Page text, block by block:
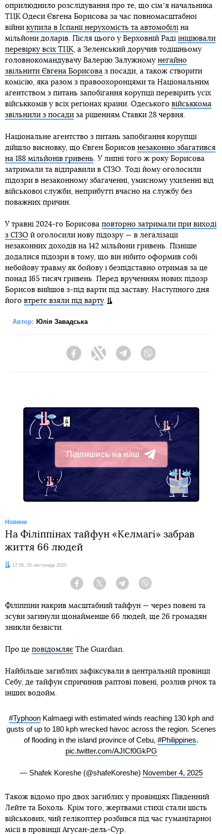
оприлюднило розслідування про те, що сімʼя начальника
ТЦК Одеси Євгена Борисова за час повномасштабної
війни купила в Іспанії нерухомість та автомобілі на
мільйони доларів. Після цього у Верховній Раді ініціювали
перевірку всіх ТЦК, а Зеленський доручив тодішньому
головнокомандувачу Валерію Залужному негайно
звільнити Євгена Борисова з посади, а також створити
комісію, яка разом з правоохоронцями та Національним
агентством з питань запобігання корупції перевірить усіх
військкомів у всіх регіонах країни. Одеського військкома
звільнили з посади за рішенням Ставки 28 червня.
Національне агентство з питань запобігання корупції
дійшло висновку, що Євген Борисов незаконно збагатився
на 188 мільйонів гривень. У липні того ж року Борисова
затримали та відправили в СІЗО. Тоді йому оголосили
підозри в незаконному збагаченні, умисному ухиленні від
військової служби, неприбутті вчасно на службу без
поважних причин.
У травні 2024-го Борисова повторно затримали при виході
з СІЗО й оголосили нову підозру — в легалізації
незаконних доходів на 142 мільйони гривень. Пізніше
додалися підозри в тому, що він нібито оформив собі
небойову травму як бойову і безпідставно отримав за це
понад 165 тисяч гривень. Перед врученням нових підозр
Борисов вийшов з-під варти під заставу. Наступного дня
його втретє взяли під варту.
Автор: Юлія Завадська
FacebookTwitter Telegram
Підпишись на наш
Telegram
Новини
На Філіппінах тайфун «Келмагі» забрав
життя 66 людей
Дата:17:56, 05 листопада 2025
Facebook Twitter Telegram
Філіппіни накрив масштабний тайфун — через повені та
зсуви загинули щонайменше 66 людей, ще 26 громадян
зникли безвісти.
Про це повідомляє The Guardian.
Найбільше загиблих зафіксували в центральній провінції
Себу, де тайфун спричинив раптові повені, розлив річок та
інших водойм.
#TyphoonKalmaegi with estimated winds reaching 130 kph and
gusts of up to 180 kph wrecked havoc across the region. Scenes
of flooding in the island province of Cebu, #Philippines.
pic.twitter.com/AJICf0GkPG
— Shafek Koreshe (@shafeKoreshe) November 4, 2025
Також відомо про двох загиблих у провінціях Південний
Лейте та Бохоль. Крім того, жертвами стихії стали шість
військових, чий гелікоптер розбився під час гуманітарної
місії в провінції Агусан-дель-Сур.